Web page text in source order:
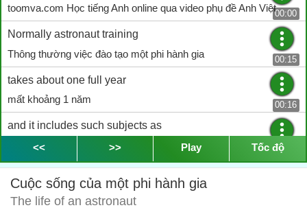
toomva.com Học tiếng Anh online qua video phụ đề Anh Việt00:00
Normally astronaut training
Thông thường việc đào tạo một phi hành gia
00:15
takes about one full year
mất khoảng 1 năm
00:16
and it includes such subjects as
và nó bao gồm các môn như
00:18
astronomy
Thiên văn học
<< >> Play Tốc độ
Cuộc sống của một phi hành gia
The life of an astronaut